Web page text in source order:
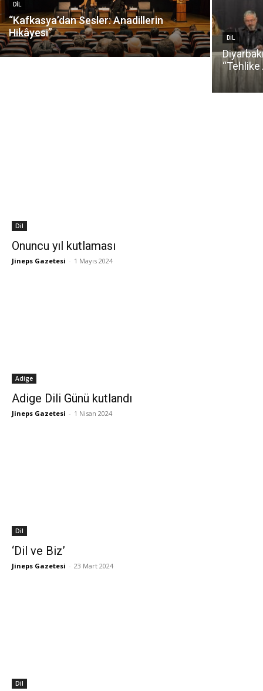
DIL
“Kafkasya’dan Sesler: Anadillerin
Hikâyesi”
DIL
“Tehlike
Dil
Onuncu yıl kutlaması
Jineps Gazetesi - 1 Mayıs 2024
Adige
Adige Dili Günü kutlandı
Jineps Gazetesi - 1 Nisan 2024
Dil
‘Dil ve Biz’
Jineps Gazetesi - 23 Mart 2024
Dil